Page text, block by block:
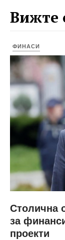
Вижте
ФИНАСИ
Столична
за
проекти